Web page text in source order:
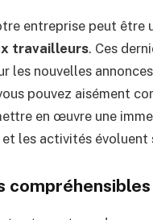
entreprise peut être
travailleurs. Ces
les nouvelles
pouvez aisément
en œuvre une
et les activités